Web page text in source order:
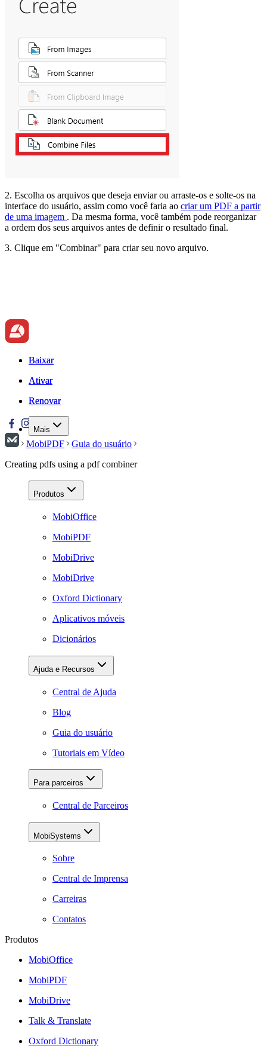
2. Escolha os arquivos que deseja enviar ou arraste-os e solte-os na
interface do usuário, assim como você faria ao criar um PDF a partir
de uma imagem . Da mesma forma, você também pode reorganizar
a ordem dos seus arquivos antes de definir o resultado final.
3. Clique em "Combinar" para criar seu novo arquivo.
Baixar
Ativar
Renovar
Mais
Baixar
Ativar
Renovar
MobiPDF
Guia do usuário
Creating pdfs using a pdf combiner
Produtos
MobiOffice
MobiPDF
MobiDrive
MobiDrive
Oxford Dictionary
Aplicativos móveis
Dicionários
Ajuda e Recursos
Central de Ajuda
Blog
Guia do usuário
Tutoriais em Vídeo
Para parceiros
Central de Parceiros
MobiSystems
Sobre
Central de Imprensa
Carreiras
Contatos
Produtos
MobiOffice
MobiPDF
MobiDrive
Talk & Translate
Oxford Dictionary